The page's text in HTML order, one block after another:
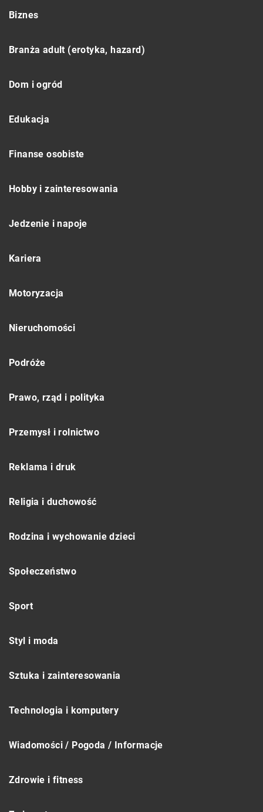
Biznes
Branża adult (erotyka, hazard)
Dom i ogród
Edukacja
Finanse osobiste
Hobby i zainteresowania
Jedzenie i napoje
Kariera
Motoryzacja
Nieruchomości
Podróże
Prawo, rząd i polityka
Przemysł i rolnictwo
Reklama i druk
Religia i duchowość
Rodzina i wychowanie dzieci
Społeczeństwo
Sport
Styl i moda
Sztuka i zainteresowania
Technologia i komputery
Wiadomości / Pogoda / Informacje
Zdrowie i fitness